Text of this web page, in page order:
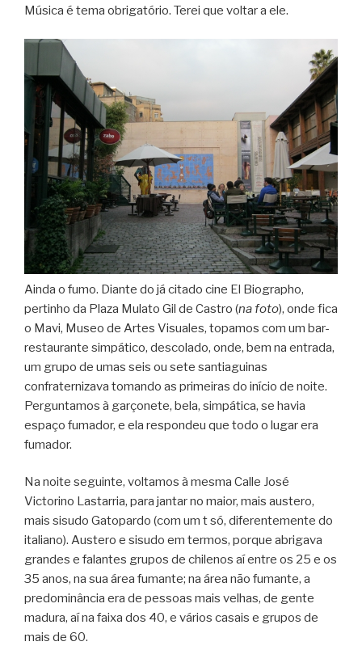
Música é tema obrigatório. Terei que voltar a ele.
Ainda o fumo. Diante do já citado cine El Biographo,
pertinho da Plaza Mulato Gil de Castro (na foto), onde fica
o Mavi, Museo de Artes Visuales, topamos com um bar-
restaurante simpático, descolado, onde, bem na entrada,
um grupo de umas seis ou sete santiaguinas
confraternizava tomando as primeiras do início de noite.
Perguntamos à garçonete, bela, simpática, se havia
espaço fumador, e ela respondeu que todo o lugar era
fumador.
Na noite seguinte, voltamos à mesma Calle José
Victorino Lastarria, para jantar no maior, mais austero,
mais sisudo Gatopardo (com um t só, diferentemente do
italiano). Austero e sisudo em termos, porque abrigava
grandes e falantes grupos de chilenos aí entre os 25 e os
35 anos, na sua área fumante; na área não fumante, a
predominância era de pessoas mais velhas, de gente
madura, aí na faixa dos 40, e vários casais e grupos de
mais de 60.